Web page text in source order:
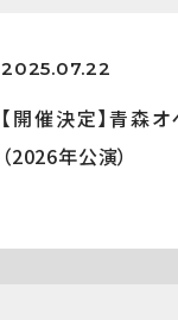
2025.07.22
【開催決定】青森オ
（2026年公演）